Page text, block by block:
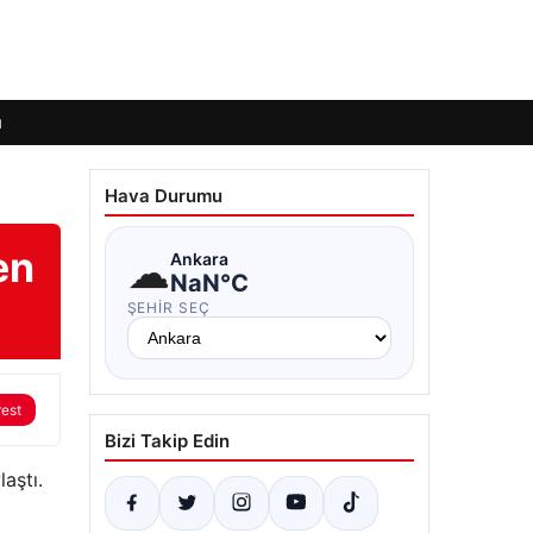
Hava Durumu
☁Ankara
NaN°C
ŞEHIR SEÇ
Bizi Takip Edin